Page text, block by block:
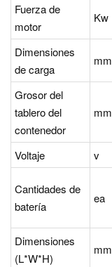
Fuerza de
motor
Kw
Dimensiones
de carga
mm
Grosor del
tablero del
contenedor
mm
Voltaje v
Cantidades de
batería
ea
Dimensiones
(L*W*H)
mm